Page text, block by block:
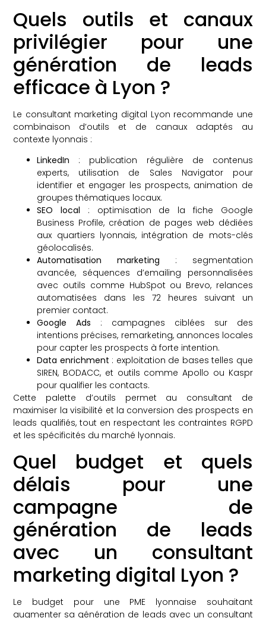
Quels outils et canaux
privilégier pour une
génération de leads
efficace à Lyon ?
Le consultant marketing digital Lyon recommande une
combinaison d’outils et de canaux adaptés au
contexte lyonnais :
LinkedIn : publication régulière de contenus
experts, utilisation de Sales Navigator pour
identifier et engager les prospects, animation de
groupes thématiques locaux.
SEO local : optimisation de la fiche Google
Business Profile, création de pages web dédiées
aux quartiers lyonnais, intégration de mots-clés
géolocalisés.
Automatisation marketing : segmentation
avancée, séquences d’emailing personnalisées
avec outils comme HubSpot ou Brevo, relances
automatisées dans les 72 heures suivant un
premier contact.
Google Ads : campagnes ciblées sur des
intentions précises, remarketing, annonces locales
pour capter les prospects à forte intention.
Data enrichment : exploitation de bases telles que
SIREN, BODACC, et outils comme Apollo ou Kaspr
pour qualifier les contacts.
Cette palette d’outils permet au consultant de
maximiser la visibilité et la conversion des prospects en
leads qualifiés, tout en respectant les contraintes RGPD
et les spécificités du marché lyonnais.
Quel budget et quels
délais pour une
campagne de
génération de leads
avec un consultant
marketing digital Lyon ?
Le budget pour une PME lyonnaise souhaitant
augmenter sa génération de leads avec un consultant